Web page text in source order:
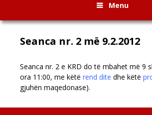
Menu
Seanca nr. 2 më 9.2.2012
Seanca nr. 2 e KRD do të mbahet më 9
ora 11:00, me këtë rend dite dhe këtë
gjuhën maqedonase).